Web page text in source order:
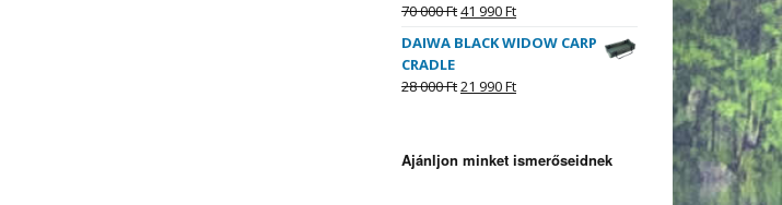
70 000Ft41 990Ft
DAIWA BLACK WIDOW CARP
CRADLE
28 000Ft21 990Ft
Ajánljon minket ismerőseidnek